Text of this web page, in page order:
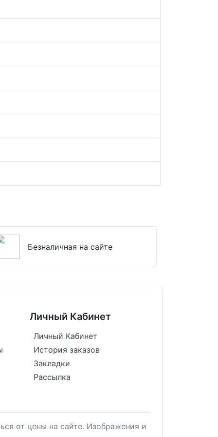
Безналичная на сайте
Личный Кабинет
Личный Кабинет
История заказов
Закладки
Рассылка
от цены на сайте. Изображения и